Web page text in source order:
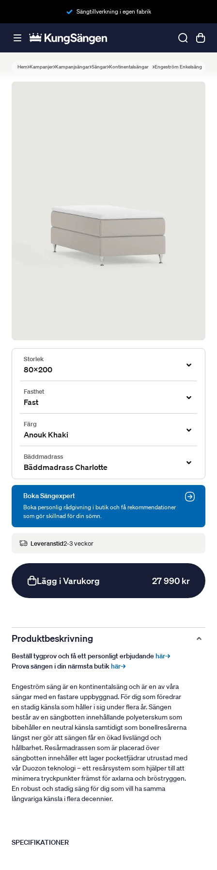
Sängtillverkning i egen fabrik
Hem Kampanjer Kampanjsängar Sängar Kontinentalsängar Engeström Enkelsäng
Storlek
80x200
Fasthet
Fast
Färg
Anouk Khaki
Bäddmadrass
Bäddmadrass Charlotte
Boka Sängexpert
Boka personlig rådgivning i butik och få rekommendationer
som gör skillnad för din sömn.
Leveranstid2-3 veckor
Lägg i Varukorg 27 990 kr
Produktbeskrivning
Beställ tygprov och få ett personligt erbjudandehär→
Prova sängen i din närmsta butikhär→
Engeström säng är en kontinentalsäng och är en av våra
sängar med en fastare uppbyggnad. För dig som föredrar
en stadig känsla som håller i sig under flera år. Sängen
består av en sängbotten innehållande polyeterskum som
bibehåller en neutral känsla samtidigt som bonellresårerna
längst ner gör att sängen får en ökad livslängd och
hållbarhet. Resårmadrassen som är placerad över
sängbotten innehåller ett lager pocketfjädrar utrustad med
vår Duozon teknologi – ett resårsystem som hjälper till att
minimera tryckpunkter främst för axlarna och bröstryggen.
En robust och stadig säng för dig som vill ha samma
långvariga känsla i flera decennier.
SPECIFIKATIONER